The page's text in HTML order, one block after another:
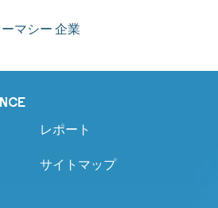
マシー 企業
レポート
サイトマップ